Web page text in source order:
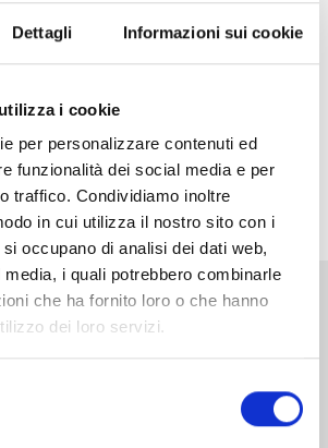
Dettagli Informazioni sui cookie
i cookie
per personalizzare contenuti ed
funzionalità dei social media e per
traffico. Condividiamo inoltre
in cui utilizza il nostro sito con i
occupano di analisi dei dati web,
i quali potrebbero combinarle
che ha fornito loro o che hanno
dei loro servizi.
del primo premio ai Next
volume di
Edition, con una variant cover
in oro e uno splendito standee
della serie